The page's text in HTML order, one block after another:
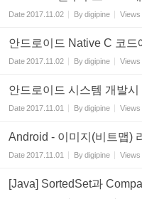
Date2017.11.02 Bydigipine Views
안드로이드 Native C 코드
Date2017.11.02 Bydigipine Views
안드로이드 시스템 개발
Date2017.11.01 Bydigipine Views
Android - 이미지(비트맵)
Date2017.11.01 Bydigipine Views
[Java] SortedSet과